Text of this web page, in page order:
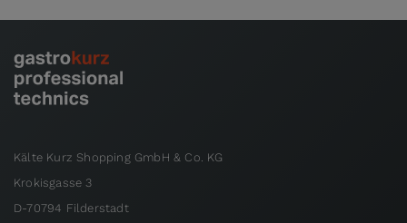
Kälte Kurz Shopping GmbH & Co. KG
Krokisgasse 3
D-70794 Filderstadt